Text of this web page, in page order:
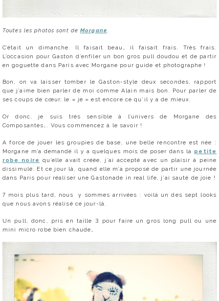
Toutes les photos sont deMorgane
C’était un dimanche. Il faisait beau… il faisait frais. Très frais.
L’occasion pour Gaston d’enfiler un bon gros pull doudou et de partir
en goguette dans Paris avec Morgane pour guide et photographe !
Bon, on va laisser tomber le Gaston-style deux secondes, rapport
que j’aime bien parler de moi comme Alain mais bon. Pour parler de
ses coups de cœur, le « je » est encore ce qu’il y a de mieux.
Or donc, je suis très sensible à l’univers de Morgane des
Composantes…. Vous commencez à le savoir !
A force de jouer les groupies de base, une belle rencontre est née :
Morgane m’a demandé il y a quelques mois de poser dans la petite
robe noire qu’elle avait créée, j’ai accepté avec un plaisir à peine
dissimulé. Et ce jour là, quand elle m’a proposé de partir une journée
dans Paris pour réaliser une Gastonade in real life, j’ai sauté de joie !
7 mois plus tard, nous y sommes arrivées : voilà un des sept looks
que nous avons réalisé ce jour-là.
Un pull, donc, pris en taille 3 pour faire un gros long pull ou une
mini micro robe bien chaude…